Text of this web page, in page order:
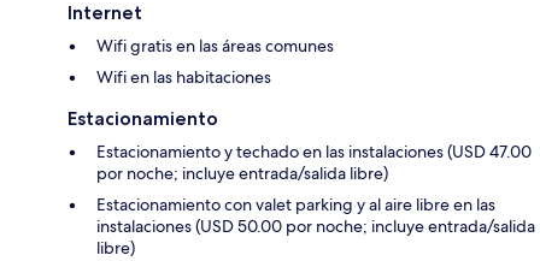
Internet
Wifi gratis en las áreas comunes
Wifi en las habitaciones
Estacionamiento
Estacionamiento y techado en las instalaciones (USD 47.00
por noche; incluye entrada/salida libre)
Estacionamiento con valet parking y al aire libre en las
instalaciones (USD 50.00 por noche; incluye entrada/salida
libre)